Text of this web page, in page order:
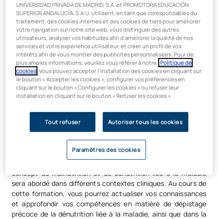
Suivez une formation de haut
niveau dans le domaine de la
nutrition clinique, grâce à une
méthodologie innovante
compatible avec votre activité
professionnelle.
L'objectif de ce diplôme de spécialisteest de vous offrir une
formation spécialisée en tant que professionnel de santé
dans le domaine de la nutrition clinique. Plus précisément, le
concept de malnutrition et de dénutrition liée à la maladie
sera abordé dans différents contextes cliniques. Au cours de
cette formation, vous pourrez actualiser vos connaissances
et approfondir vos compétences en matière de dépistage
précoce de la dénutrition liée à la maladie, ainsi que dans la
UNIVERSIDAD PRIVADA DE MADRID, S.A. et PROMOTORA EDUCACIÓN
SUPERIOR ANDALUCÍA, S.A.U. utilisent, en tant que coresponsables du
traitement, des cookies internes et des cookies de tiers pour améliorer
votre navigation sur notre site web, vous distinguer des autres
utilisateurs, analyser vos habitudes afin d’améliorer la qualité de nos
services et votre expérience utilisateur, et créer un profil de vos
intérêts afin de vous montrer des publicités personnalisées. Pour de
plus amples informations, veuillez vous référer à notre Politique de
cookies . Vous pouvez accepter l’installation des cookies en cliquant sur
le bouton « Accepter les cookies », configurer vos préférences en
cliquant sur le bouton « Configurer les cookies » ou refuser leur
installation en cliquant sur le bouton « Refuser les cookies ».
Tout refuser Autoriser tous les cookies
Paramètres des cookies